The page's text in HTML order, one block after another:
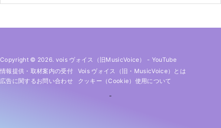
Copyright © 2026. vois ヴォイス（旧MusicVoice） - YouTube
情報提供・取材案内の受付
Vois ヴォイス（旧・MusicVoice）とは
広告に関するお問い合わせ
クッキー（cookie）使用について
-